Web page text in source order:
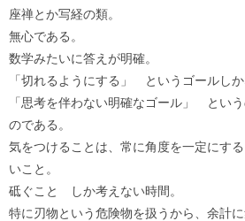
座禅とか写経の類。
無心である。
数学みたいに答えが明確。
「切れるようにする」 というゴールしか
「思考を伴わない明確なゴール」 とい
のである。
気をつけることは、常に角度を一定にす
いこと。
砥ぐこと しか考えない時間。
特に刃物という危険物を扱うから、余計に